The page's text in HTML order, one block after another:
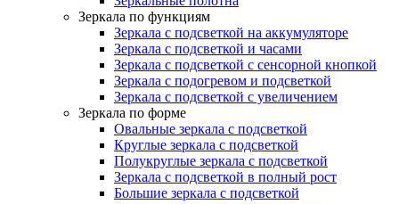
Зеркала по функциям
Зеркала с подсветкой на аккумуляторе
Зеркала с подсветкой и часами
Зеркала с подсветкой с сенсорной кнопкой
Зеркала с подогревом и подсветкой
Зеркала с подсветкой с увеличением
Зеркала по форме
Овальные зеркала с подсветкой
Круглые зеркала с подсветкой
Полукруглые зеркала с подсветкой
Зеркала с подсветкой в полный рост
Большие зеркала с подсветкой